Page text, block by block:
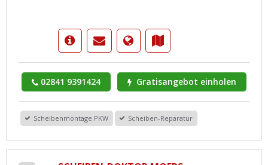
02841 9391424 Gratisangebot einholen
Scheibenmontage PKW Scheiben-Reparatur